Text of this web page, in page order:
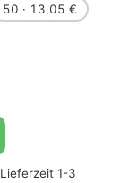
50 · 13,05 €
1-3